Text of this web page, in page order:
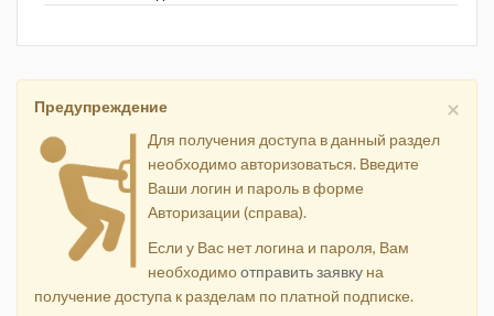
×
Предупреждение
Для получения доступа в данный раздел
необходимо авторизоваться. Введите
Ваши логин и пароль в форме
Авторизации (справа).
Если у Вас нет логина и пароля, Вам
необходимоотправить заявку на
получение доступа к разделам по платной подписке.